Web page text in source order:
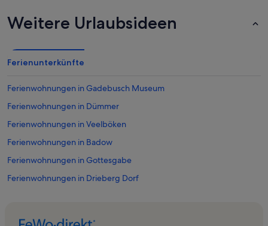
Weitere Urlaubsideen
Ferienunterkünfte
Ferienwohnungen in Gadebusch Museum
Ferienwohnungen in Dümmer
Ferienwohnungen in Veelböken
Ferienwohnungen in Badow
Ferienwohnungen in Gottesgabe
Ferienwohnungen in Drieberg Dorf